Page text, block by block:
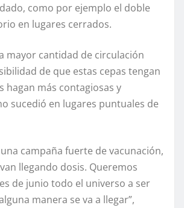
como por ejemplo el doble
en lugares cerrados.
mayor cantidad de circulación
de que estas cepas tengan
hagan más contagiosas y
sucedió en lugares puntuales de
campaña fuerte de vacunación,
llegando dosis. Queremos
de junio todo el universo a ser
manera se va a llegar”,